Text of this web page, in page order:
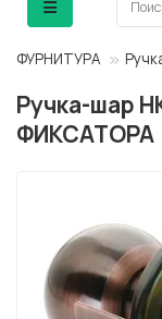
ФУРНИТУРА
Ручка-шар
ФИКСАТОРА